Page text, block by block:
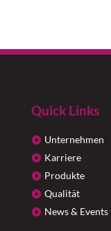
Quick Links
Unternehmen
Karriere
Produkte
Qualität
News & Events